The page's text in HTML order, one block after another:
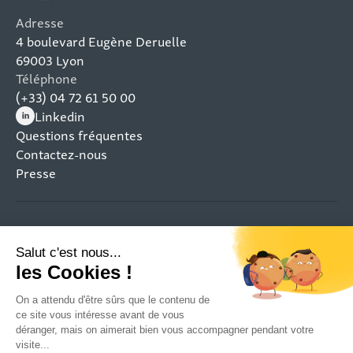
Adresse
4 boulevard Eugène Deruelle
69003 Lyon
Téléphone
(+33) 04 72 61 50 00
Linkedin
(nouvelle fenêtre)
Questions fréquentes
Contactez-nous
Presse
Mentions légales
Plan du site
Politique de confidentialité
Restez connecté aux projets qui transforment les
territoires